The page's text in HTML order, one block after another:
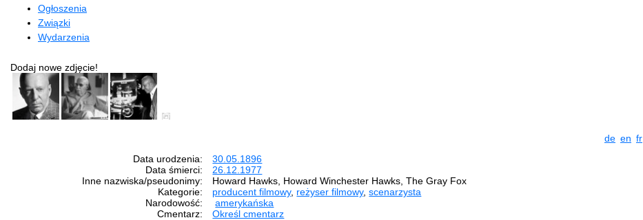
Ogłoszenia
Związki
Wydarzenia
Dodaj nowe zdjęcie!
de en fr
Data urodzenia:
30.05.1896
Data śmierci:
26.12.1977
Inne nazwiska/pseudonimy:
Howard Hawks, Howard Winchester Hawks, The Gray Fox
Kategorie:
producent filmowy, reżyser filmowy,scenarzysta
Narodowość:
amerykańska
Cmentarz:
Określ cmentarz